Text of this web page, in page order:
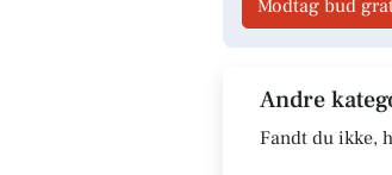
Modtag bud
Andre
Fandt du ikke,